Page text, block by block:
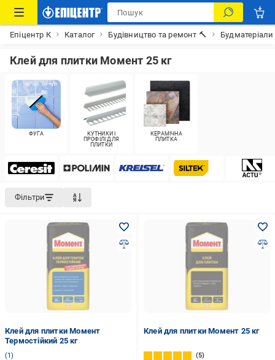
Епіцентр К Каталог Будівництво та ремонт 🔨 Будматеріали
Клей для плитки Момент 25 кг
ФУГА
КУТНИКИ І
ПРОФІЛІ ДЛЯ
ПЛИТКИ
КЕРАМІЧНА
ПЛИТКА
Фільтри
Клей для плитки Момент
Термостійкий 25 кг
1
Клей для плитки Момент 25 кг
5